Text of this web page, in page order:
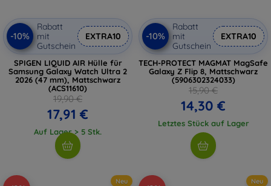
-10%
Rabatt
mit
Gutschein
EXTRA10
SPIGEN LIQUID AIR Hülle für
Samsung Galaxy Watch Ultra 2
2026 (47 mm), Mattschwarz
(ACS11610)
19,90 €
17,91 €
Auf Lager > 5 Stk.
-10%
Rabatt
mit
Gutschein
EXTRA10
TECH-PROTECT MAGMAT MagSafe
Galaxy Z Flip 8, Mattschwarz
(5906302324033)
15,90 €
14,30 €
Letztes Stück auf Lager
Neu Neu